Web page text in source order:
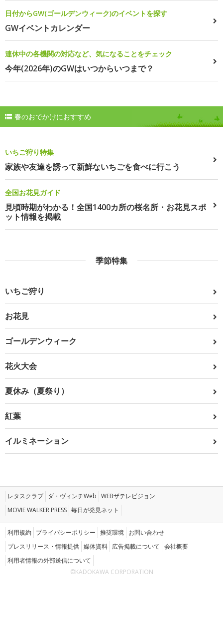
日付からGW(ゴールデンウィーク)のイベントを探す
GWイベントカレンダー
連休中の各機関の対応など、気になることをチェック
今年(2026年)のGWはいつからいつまで？
春のおでかけにおすすめ
いちご狩り特集
家族や友達を誘って新鮮ないちごを食べに行こう
全国お花見ガイド
見頃時期がわかる！全国1400カ所の桜名所・お花見スポ
ット情報を掲載
季節特集
いちご狩り
お花見
ゴールデンウィーク
花火大会
夏休み（夏祭り）
紅葉
イルミネーション
レタスクラブ ダ・ヴィンチWeb WEBザテレビジョン
MOVIE WALKER PRESS 毎日が発見ネット
利用規約 プライバシーポリシー 推奨環境 お問い合わせ
プレスリリース・情報提供 媒体資料 広告掲載について 会社概要
利用者情報の外部送信について
©KADOKAWA CORPORATION